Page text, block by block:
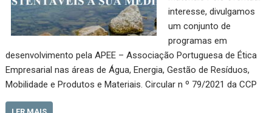
interesse, divulgamos
um conjunto de
programas em
desenvolvimento pela APEE – Associação Portuguesa de Ética
Empresarial nas áreas de Água, Energia, Gestão de Resíduos,
Mobilidade e Produtos e Materiais. Circular n º 79/2021 da CCP